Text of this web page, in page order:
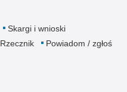
Skargi i wnioski
Rzecznik
Powiadom / zgłoś